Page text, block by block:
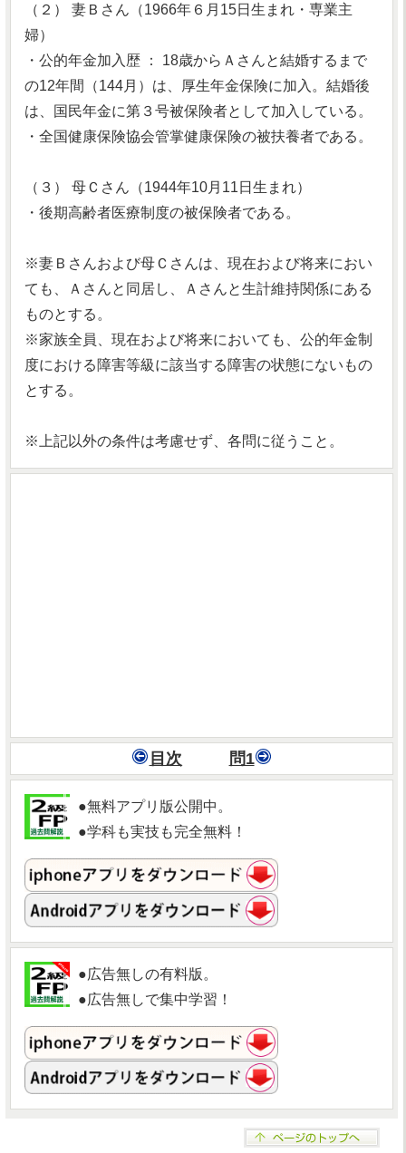
（２） 妻Ｂさん（1966年６月15日生まれ・専業主
婦）
・公的年金加入歴 ： 18歳からＡさんと結婚するまで
の12年間（144月）は、厚生年金保険に加入。結婚後
は、国民年金に第３号被保険者として加入している。
・全国健康保険協会管掌健康保険の被扶養者である。
（３） 母Ｃさん（1944年10月11日生まれ）
・後期高齢者医療制度の被保険者である。
※妻Ｂさんおよび母Ｃさんは、現在および将来におい
ても、Ａさんと同居し、Ａさんと生計維持関係にある
ものとする。
※家族全員、現在および将来においても、公的年金制
度における障害等級に該当する障害の状態にないもの
とする。
※上記以外の条件は考慮せず、各問に従うこと。
目次 問1
●無料アプリ版公開中。
●学科も実技も完全無料！
●広告無しの有料版。
●広告無しで集中学習！